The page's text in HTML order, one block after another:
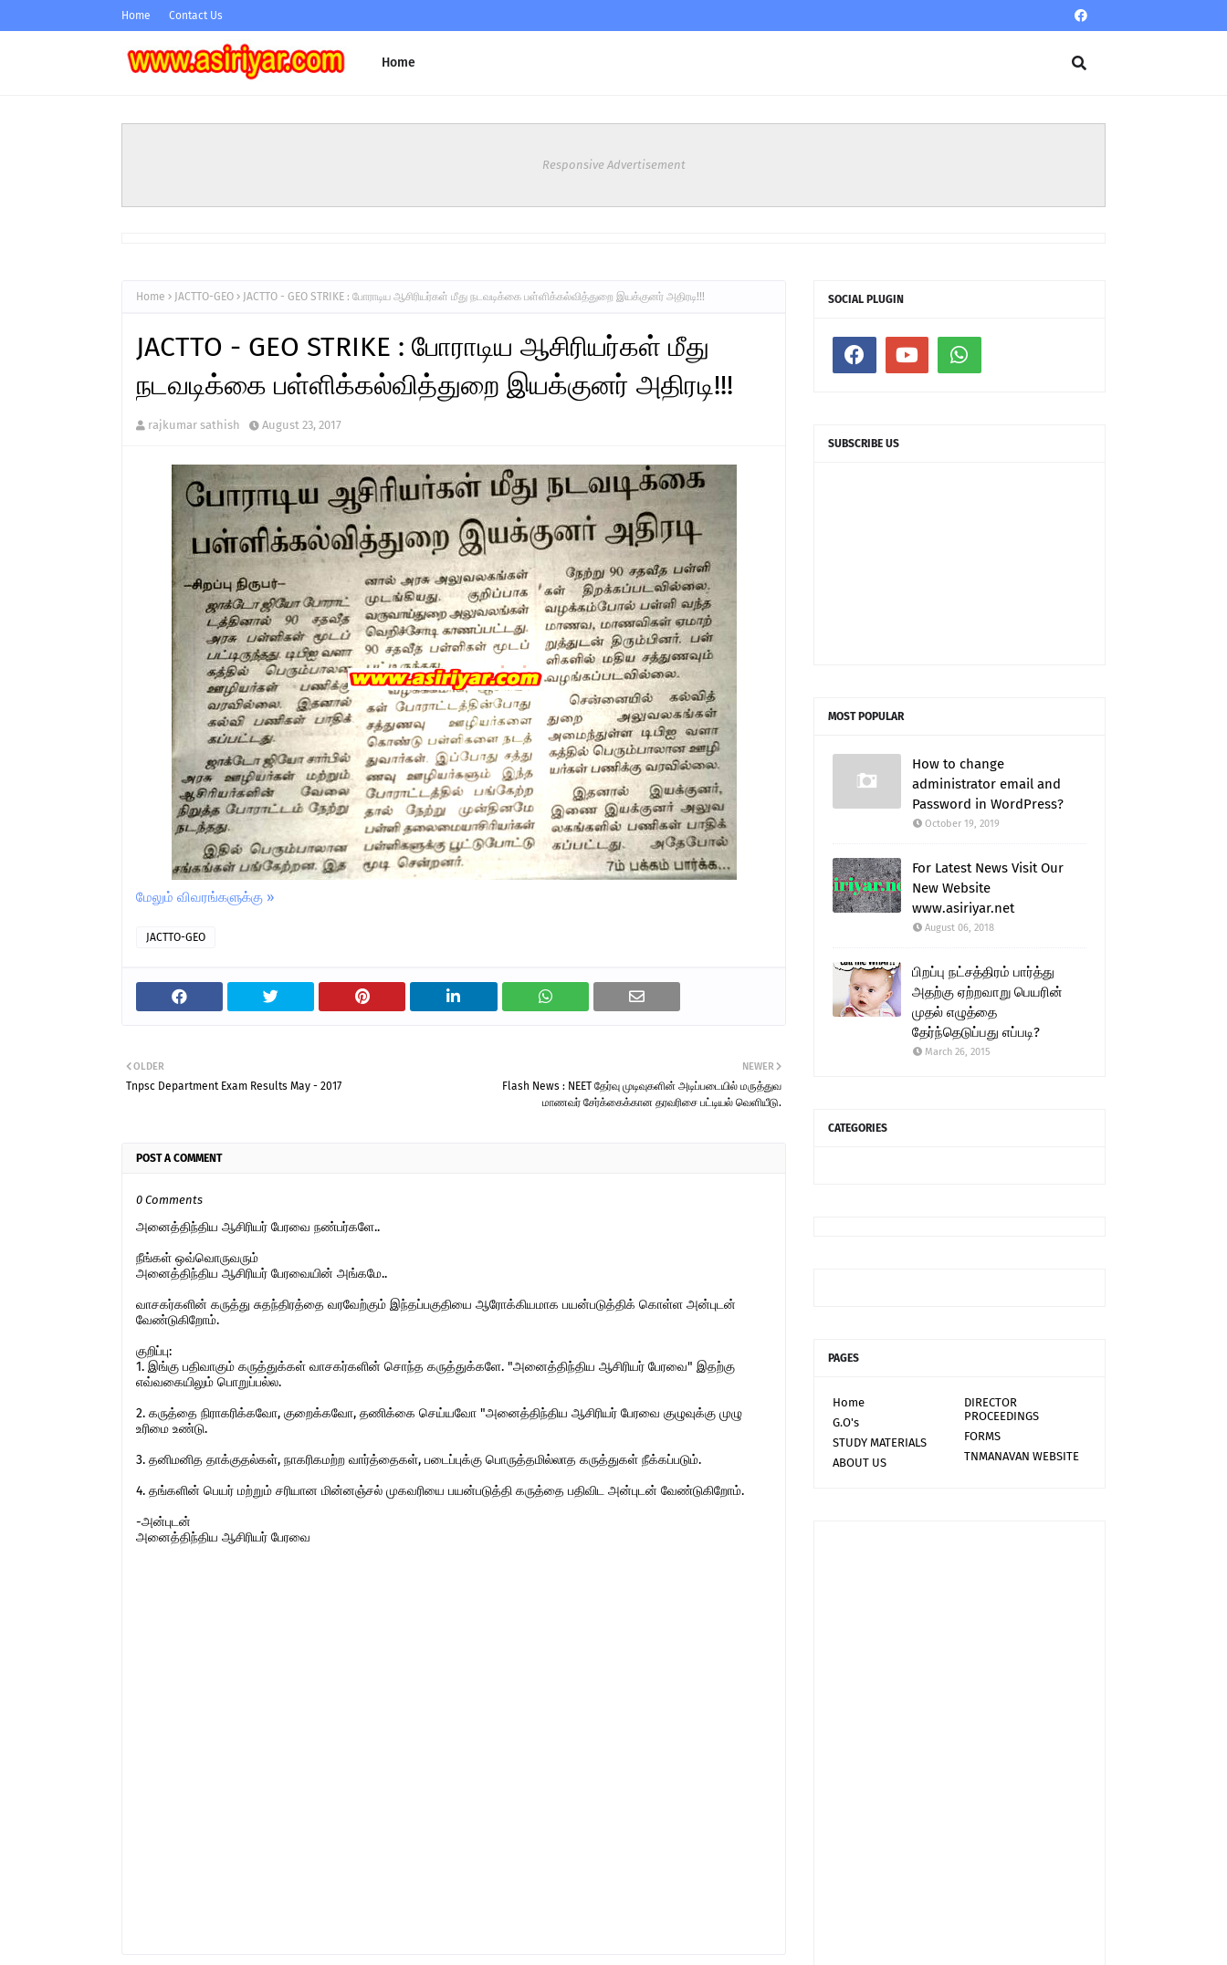
Home Contact Us
Home
Responsive Advertisement
Home JACTTO-GEO JACTTO - GEO STRIKE : போராடிய ஆசிரியர்கள் மீது நடவடிக்கை பள்ளிக்கல்வித்துறை இயக்குனர் அதிரடி!!!
JACTTO - GEO STRIKE : போராடிய ஆசிரியர்கள் மீது
நடவடிக்கை பள்ளிக்கல்வித்துறை இயக்குனர் அதிரடி!!!
rajkumar sathish August 23, 2017
மேலும் விவரங்களுக்கு »
JACTTO-GEO
NEWER
Flash News : NEET தேர்வு முடிவுகளின் அடிப்படையில் மருத்துவ
மாணவர் சேர்க்கைக்கான தரவரிசை பட்டியல் வெளியீடு.
OLDER
Tnpsc Department Exam Results May - 2017
POST A COMMENT
0 Comments
அனைத்திந்திய ஆசிரியர் பேரவை நண்பர்களே..
நீங்கள் ஒவ்வொருவரும்
அனைத்திந்திய ஆசிரியர் பேரவையின் அங்கமே..
வாசகர்களின் கருத்து சுதந்திரத்தை வரவேற்கும் இந்தப்பகுதியை ஆரோக்கியமாக பயன்படுத்திக் கொள்ள அன்புடன்
வேண்டுகிறோம்.
குறிப்பு:
1. இங்கு பதிவாகும் கருத்துக்கள் வாசகர்களின் சொந்த கருத்துக்களே. "அனைத்திந்திய ஆசிரியர் பேரவை" இதற்கு
எவ்வகையிலும் பொறுப்பல்ல.
2. கருத்தை நிராகரிக்கவோ, குறைக்கவோ, தணிக்கை செய்யவோ "அனைத்திந்திய ஆசிரியர் பேரவை குழுவுக்கு முழு
உரிமை உண்டு.
3. தனிமனித தாக்குதல்கள், நாகரிகமற்ற வார்த்தைகள், படைப்புக்கு பொருத்தமில்லாத கருத்துகள் நீக்கப்படும்.
4. தங்களின் பெயர் மற்றும் சரியான மின்னஞ்சல் முகவரியை பயன்படுத்தி கருத்தை பதிவிட அன்புடன் வேண்டுகிறோம்.
-அன்புடன்
அனைத்திந்திய ஆசிரியர் பேரவை
SOCIAL PLUGIN
SUBSCRIBE US
MOST POPULAR
How to change
administrator email and
Password in WordPress?
October 19, 2019
For Latest News Visit Our
New Website
www.asiriyar.net
August 06, 2018
பிறப்பு நட்சத்திரம் பார்த்து
அதற்கு ஏற்றவாறு பெயரின்
முதல் எழுத்தை
தேர்ந்தெடுப்பது எப்படி?
March 26, 2015
CATEGORIES
PAGES
Home
DIRECTOR
PROCEEDINGS
G.O's
FORMS
STUDY MATERIALS
TNMANAVAN WEBSITE
ABOUT US